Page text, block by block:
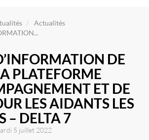
Actualités
DE
PLATEFORME
ET DE
LES AIDANTS LES
– DELTA 7
5 juillet 2022